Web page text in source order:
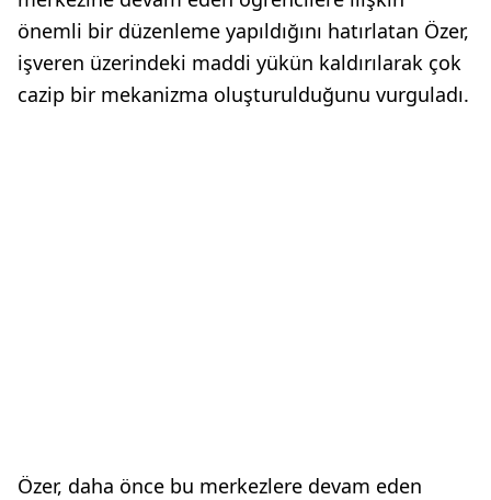
önemli bir düzenleme yapıldığını hatırlatan Özer,
işveren üzerindeki maddi yükün kaldırılarak çok
cazip bir mekanizma oluşturulduğunu vurguladı.
Özer, daha önce bu merkezlere devam eden